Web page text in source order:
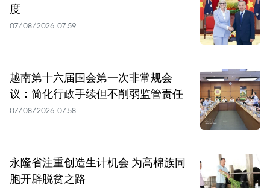
度
07/08/2026 07:59
越南第十六届国会第一次非常规会
议：简化行政手续但不削弱监管责任
07/08/2026 07:58
永隆省注重创造生计机会 为高棉族同
胞开辟脱贫之路